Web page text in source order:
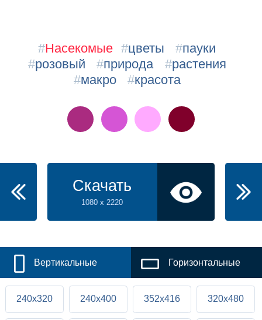
#Насекомые #цветы #пауки
#розовый #природа #растения
#макро #красота
Скачать
1080 x 2220
Вертикальные Горизонтальные
240x320 240x400 352x416 320x480